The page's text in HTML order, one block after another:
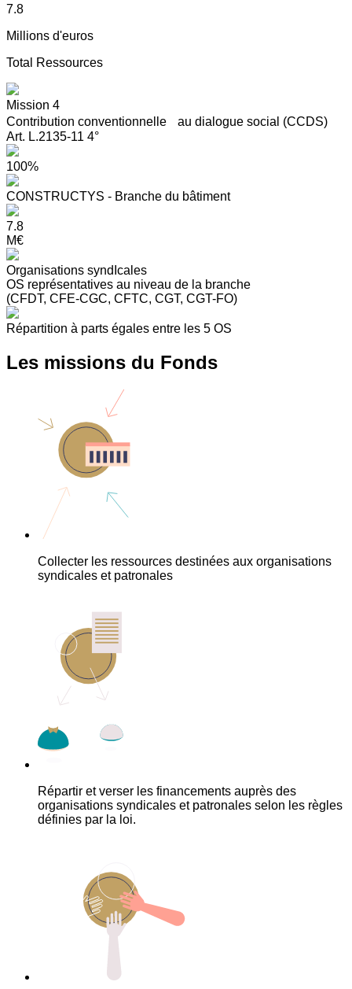
7.8
Millions d'euros
Total Ressources
Mission 4
Contribution conventionnelle au dialogue social (CCDS)
Art. L.2135-11 4°
100%
CONSTRUCTYS - Branche du bâtiment
7.8
M€
Organisations syndIcales
OS représentatives au niveau de la branche
(CFDT, CFE-CGC, CFTC, CGT, CGT-FO)
Répartition à parts égales entre les 5 OS
Les missions du Fonds
Collecter les ressources destinées aux organisations
syndicales et patronales
Répartir et verser les financements auprès des
organisations syndicales et patronales selon les règles
définies par la loi.